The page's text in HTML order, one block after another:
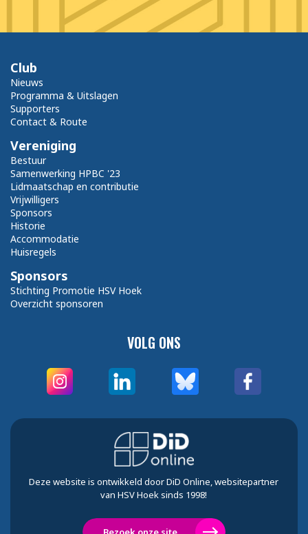
VOLG ONS
Club
Nieuws
Programma & Uitslagen
Supporters
Contact & Route
Vereniging
Bestuur
Samenwerking HPBC '23
Lidmaatschap en contributie
Vrijwilligers
Sponsors
Historie
Accommodatie
Huisregels
Sponsors
Stichting Promotie HSV Hoek
Overzicht sponsoren
Deze website is ontwikkeld door DiD Online, websitepartner
van HSV Hoek sinds 1998!